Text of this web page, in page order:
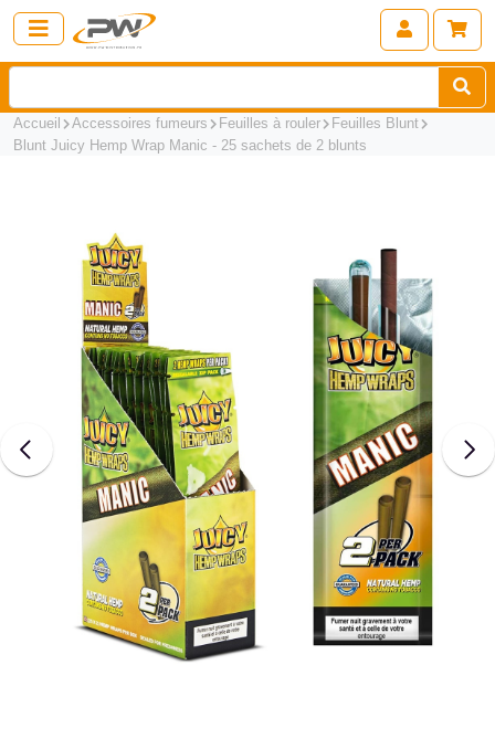
Accueil Accessoires fumeurs Feuilles à rouler
Feuilles Blunt
Blunt Juicy Hemp Wrap Manic - 25 sachets de 2 blunts